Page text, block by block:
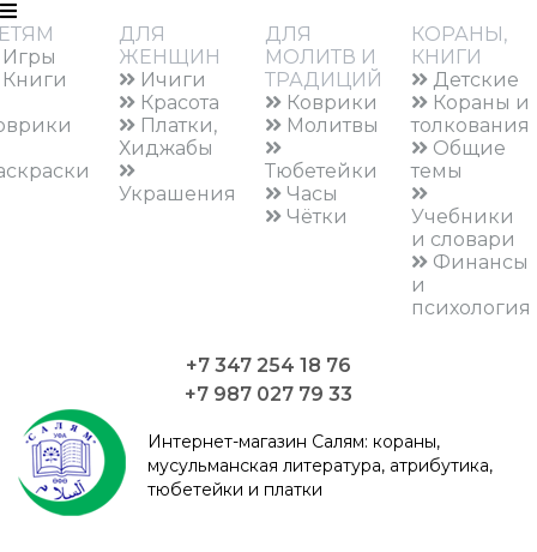
ДЛЯ
ЖЕНЩИН
Ичиги
Красота
Платки,
Хиджабы
Украшения
ДЛЯ
МОЛИТВ И
ТРАДИЦИЙ
Коврики
Молитвы
Тюбетейки
Часы
Чётки
КОРАНЫ,
КНИГИ
Детские
Кораны и
толкования
Общие
темы
Учебники
и словари
Финансы
и
психология
+7 347 254 18 76
+7 987 027 79 33
Интернет-магазин Салям: кораны,
мусульманская литература, атрибутика,
тюбетейки и платки